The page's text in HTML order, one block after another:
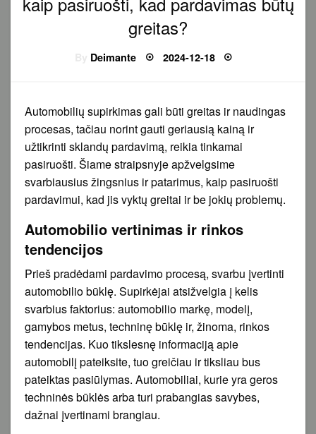
greitas?
Deimante Posted
on
2024-12-18
Automobilių supirkimas gali būti greitas ir naudingas
procesas, tačiau norint gauti geriausią kainą ir
užtikrinti sklandų pardavimą, reikia tinkamai
pasiruošti. Šiame straipsnyje apžvelgsime
svarbiausius žingsnius ir patarimus, kaip pasiruošti
pardavimui, kad jis vyktų greitai ir be jokių problemų.
Automobilio vertinimas ir rinkos
tendencijos
Prieš pradėdami pardavimo procesą, svarbu įvertinti
automobilio būklę. Supirkėjai atsižvelgia į kelis
svarbius faktorius: automobilio markę, modelį,
gamybos metus, techninę būklę ir, žinoma, rinkos
tendencijas. Kuo tikslesnę informaciją apie
automobilį pateiksite, tuo greičiau ir tiksliau bus
pateiktas pasiūlymas. Automobiliai, kurie yra geros
techninės būklės arba turi prabangias savybes,
dažnai įvertinami brangiau.